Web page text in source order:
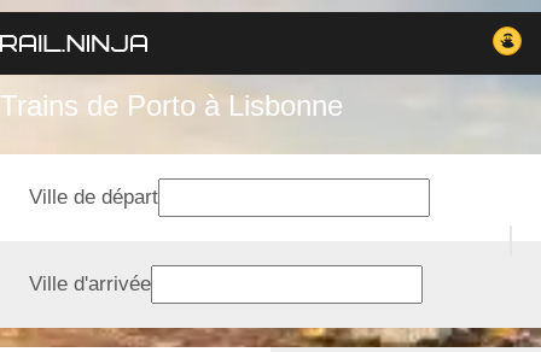
Trains de Porto à Lisbonne
Ville de départ
Ville d'arrivée